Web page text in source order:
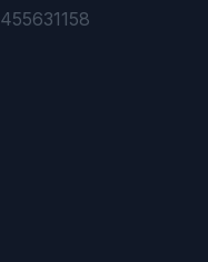
455631158